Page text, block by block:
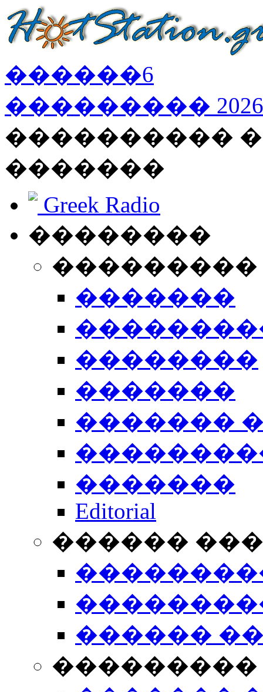
������6
��������� 2026
����������
�������
Greek Radio
��������
�������
��������
�������
�������
�������
Editorial
������
������
���������